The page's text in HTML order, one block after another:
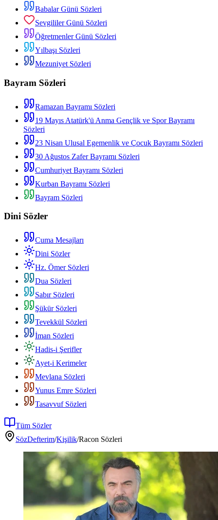
Babalar Günü Sözleri
Sevgililer Günü Sözleri
Öğretmenler Günü Sözleri
Yılbaşı Sözleri
Mezuniyet Sözleri
Bayram Sözleri
Ramazan Bayramı Sözleri
19 Mayıs Atatürk'ü Anma Gençlik ve Spor Bayramı
Sözleri
23 Nisan Ulusal Egemenlik ve Çocuk Bayramı Sözleri
30 Ağustos Zafer Bayramı Sözleri
Cumhuriyet Bayramı Sözleri
Kurban Bayramı Sözleri
Bayram Sözleri
Dini Sözler
Cuma Mesajları
Dini Sözler
Hz. Ömer Sözleri
Dua Sözleri
Sabır Sözleri
Şükür Sözleri
Tevekkül Sözleri
İman Sözleri
Hadis-i Şerifler
Ayet-i Kerimeler
Mevlana Sözleri
Yunus Emre Sözleri
Tasavvuf Sözleri
Tüm Sözler
SözDefterim/Kişilik/Racon Sözleri